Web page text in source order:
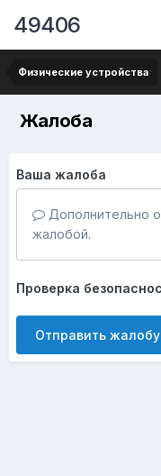
49406
Физические устройства
Жалоба
Ваша жалоба
Дополнительно
жалобой.
Проверка
Отправить жалобу